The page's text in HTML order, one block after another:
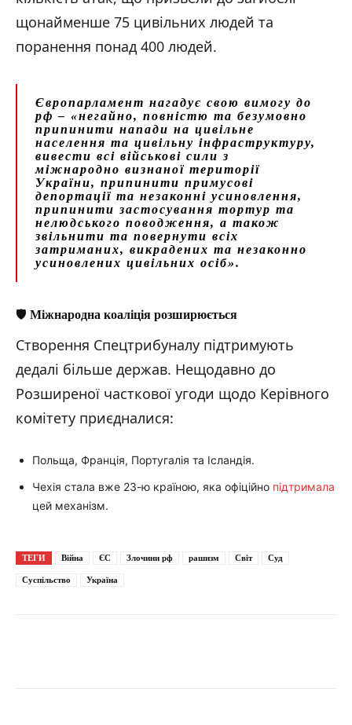
щонайменше 75 цивільних людей та
поранення понад 400 людей.
Європарламент нагадує свою вимогу до
рф – «негайно, повністю та безумовно
припинити напади на цивільне
населення та цивільну інфраструктуру,
вивести всі військові сили з
міжнародно визнаної території
України, припинити примусові
депортації та незаконні усиновлення,
припинити застосування тортур та
нелюдського поводження, а також
звільнити та повернути всіх
затриманих, викрадених та незаконно
усиновлених цивільних осіб».
🛡️ Міжнародна коаліція розширюється
Створення Спецтрибуналу підтримують
дедалі більше держав. Нещодавно до
Розширеної часткової угоди щодо Керівного
комітету приєдналися:
Польща, Франція, Португалія та Ісландія.
Чехія стала вже 23-ю країною, яка офіційно підтримала
цей механізм.
ТЕГИ Війна ЄС Злочини рф рашизм Світ Суд
Суспільство Україна